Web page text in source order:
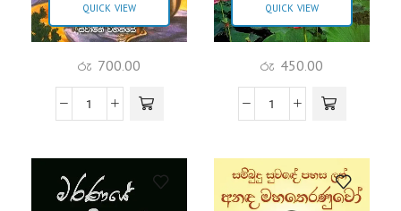
QUICK VIEW
රු 700.00
QUICK VIEW
රු 450.00